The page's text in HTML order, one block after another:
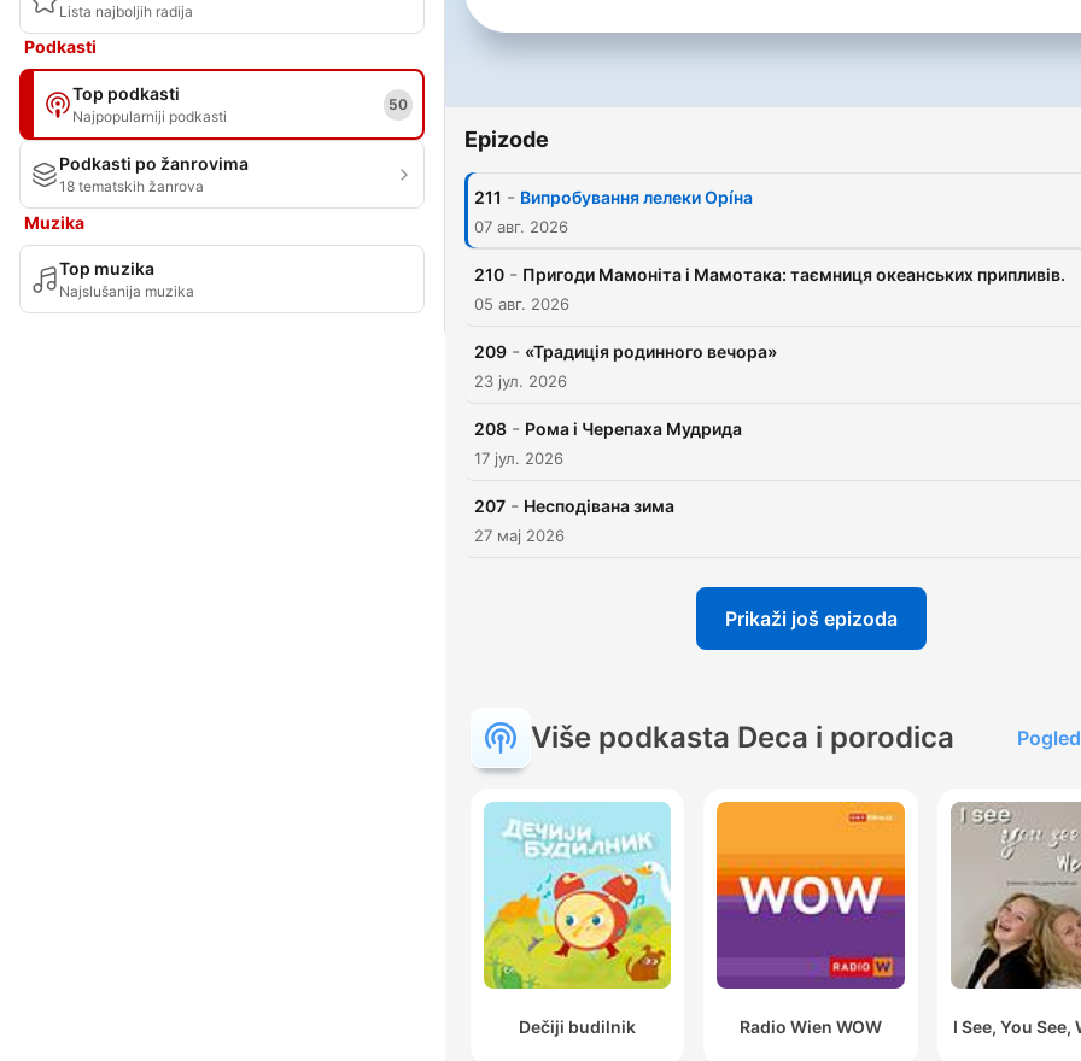
Lista najboljih radija
Podkasti
Top podkasti
Najpopularniji podkasti
50
Podkasti po žanrovima
18 tematskih žanrova
Muzika
Top muzika
Najslušanija muzika
збираються на раду, а
Про все це можна
https://t.me/
мультфільмами Бробакс
Epizode
211 - Випробування лелеки Орíна
07 авг. 2026
210 - Пригоди Мамоніта і Мамотака: таємниця океанських припливів.
05 авг. 2026
209 - «Традиція родинного вечора»
23 јул. 2026
208 - Рома і Черепаха Мудрида
17 јул. 2026
207 - Несподівана зима
27 мај 2026
Prikaži još epizoda
Više podkasta Deca i porodica
Dečiji budilnik Radio Wien WOW I See, You See,